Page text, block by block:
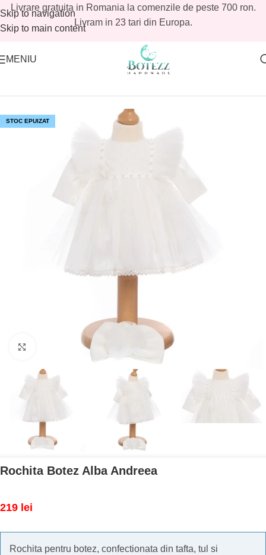
Skip to navigation
Skip to main content
Livrare gratuita in Romania la comenzile de peste 700 ron.
Livram in 23 tari din Europa.
MENIU
Reduceri botez/Reduceri botez fetite
STOC EPUIZAT
Mărește imaginea
Rochita Botez Alba Andreea
219 lei
Rochita pentru botez, confectionata din tafta, tul si